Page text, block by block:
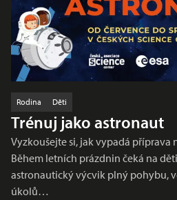
Rodina Děti
Trénuj jako astronaut
Vyzkoušejte si, jak vypadá příprava
Během letních prázdnin čeká na
astronautický výcvik plný pohybu,
úkolů…